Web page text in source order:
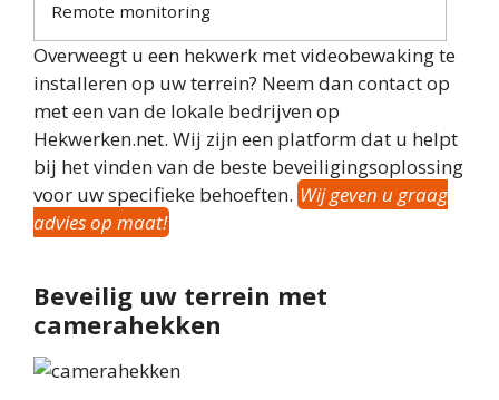
Remote monitoring
Overweegt u een hekwerk met videobewaking te
installeren op uw terrein? Neem dan contact op
met een van de lokale bedrijven op
Hekwerken.net. Wij zijn een platform dat u helpt
bij het vinden van de beste beveiligingsoplossing
voor uw specifieke behoeften. Wij geven u graag
advies op maat!
Beveilig uw terrein met
camerahekken